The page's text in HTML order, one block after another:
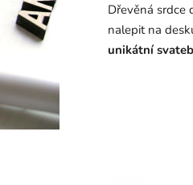
Dřevěná srdce
nalepit na
unikátní